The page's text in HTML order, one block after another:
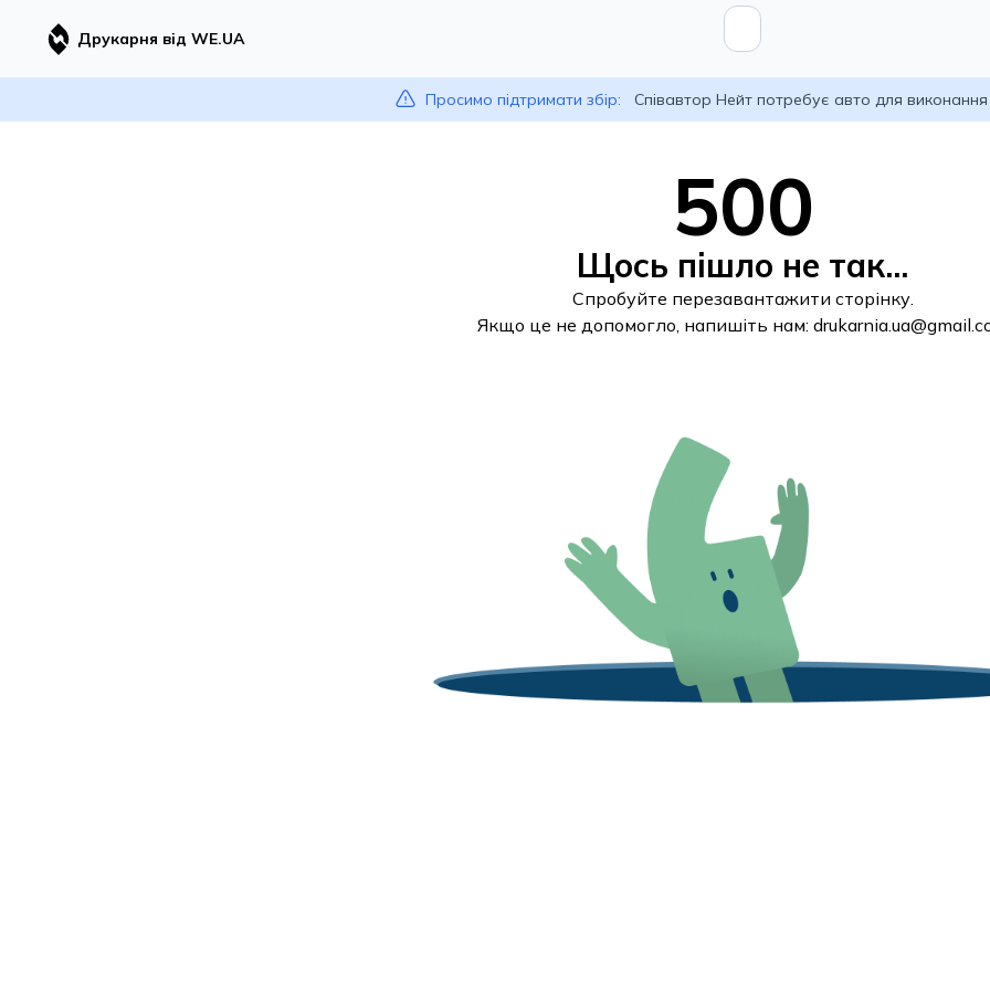
Друкарня від WE.UA
Просимо підтримати збір: Співавтор Нейт потребує авто для
500
Щось пішло не так...
Спробуйте перезавантажити сторінку.
Якщо це не допомогло, напишіть нам: